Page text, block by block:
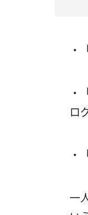
・
・
ロ
・
一